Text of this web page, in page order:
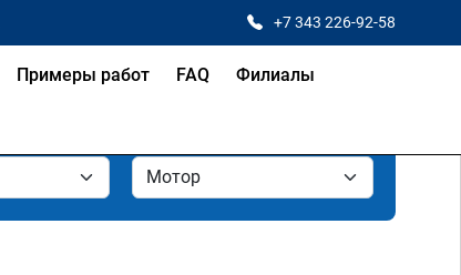
+7 343 226-92-58
Примеры работ FAQ Филиалы